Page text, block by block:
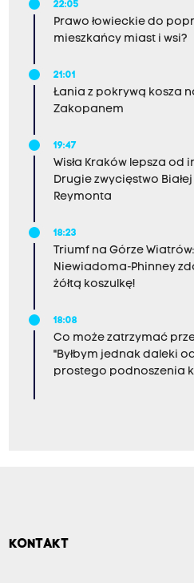
22:05
Prawo łowieckie do
mieszkańcy miast i wsi?
21:01
Łania z pokrywą kosza
Zakopanem
19:47
Wisła Kraków lepsza od
Drugie zwycięstwo
Reymonta
18:23
Triumf na Górze
Niewiadoma-Phinney
żółtą koszulkę!
18:08
Co może zatrzymać
"Byłbym jednak daleki
prostego podnoszenia
KONTAKT